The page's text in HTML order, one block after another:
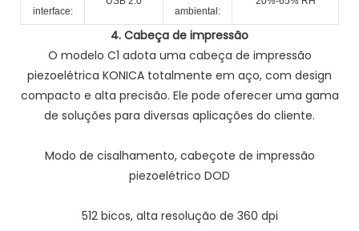
interface:
ambiental:
4. Cabeça de impressão
O modelo C1 adota uma cabeça de impressão
piezoelétrica KONICA totalmente em aço, com design
compacto e alta precisão. Ele pode oferecer uma gama
de soluções para diversas aplicações do cliente.
Modo de cisalhamento, cabeçote de impressão
piezoelétrico DOD
512 bicos, alta resolução de 360 ​​dpi